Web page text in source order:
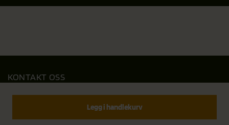
Legg i handlekurv
KONTAKT OSS
Outfit International A/S